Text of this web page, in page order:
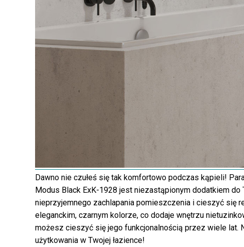
Dawno nie czułeś się tak komfortowo podczas kąpieli!
Modus Black ExK-1928 jest niezastąpionym dodatkiem do
nieprzyjemnego zachlapania pomieszczenia i cieszyć się
eleganckim, czarnym kolorze, co dodaje wnętrzu
możesz cieszyć się jego funkcjonalnością przez wiele lat.
użytkowania w Twojej łazience!